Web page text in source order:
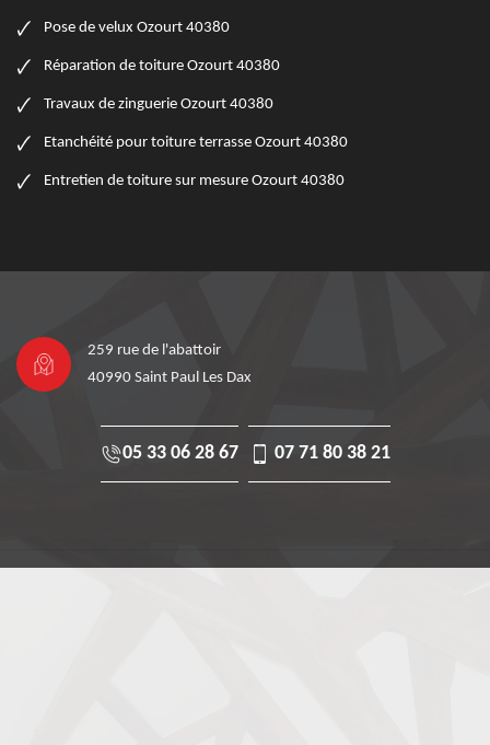
Pose de velux Ozourt 40380
Réparation de toiture Ozourt 40380
Travaux de zinguerie Ozourt 40380
Etanchéité pour toiture terrasse Ozourt 40380
Entretien de toiture sur mesure Ozourt 40380
259 rue de l'abattoir
40990 Saint Paul Les Dax
05 33 06 28 67 07 71 80 38 21